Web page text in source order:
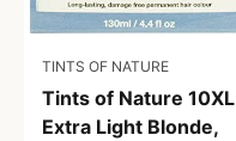
TINTS OF NATURE
Tints of Nature 10XL
Extra Light Blonde,